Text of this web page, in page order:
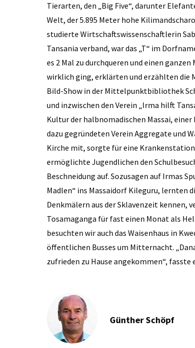
Tierarten, den „Big Five“, darunter
Welt, der 5.895 Meter hohe
studierte Wirtschaftswissenschaftlerin
Tansania verband, war das „T“ im
es 2 Mal zu durchqueren und einen
wirklich ging, erklärten und erzählten die
Bild-Show in der Mittelpunktbibliothek
und inzwischen den Verein „Irma hilft
Kultur der halbnomadischen Massai,
dazu gegründeten Verein Aggregate und
Kirche mit, sorgte für eine
ermöglichte Jugendlichen den
Beschneidung auf. Sozusagen auf Irmas
Madlen“ ins Massaidorf Kileguru, lernten
Denkmälern aus der Sklavenzeit kennen,
Tosamaganga für fast einen Monat als
besuchten wir auch das Waisenhaus in
öffentlichen Busses um Mitternacht.
zufrieden zu Hause angekommen“,
Günther Schöpf